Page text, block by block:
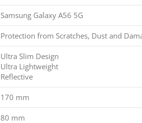
Samsung Galaxy A56 5G
Protection from Scratches, Dust and
Ultra Slim Design
Ultra Lightweight
Reflective
170 mm
80 mm